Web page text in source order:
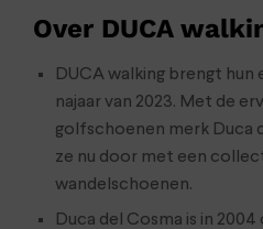
Over DUCA
DUCA walking brengt
najaar van 2023. Met de
golfschoenen merk Duca
ze nu door met een
wandelschoenen.
Duca del Cosma is in